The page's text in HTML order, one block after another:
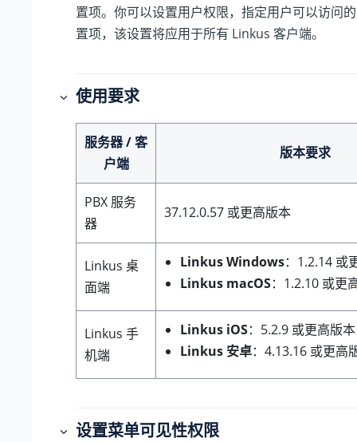
置项。你可以设置用户权限，指定用户可以访问
置项，该设置将应用于所有 Linkus 客户端。
使用要求
服务器 / 客
户端
版本要求
PBX 服务
器
37.12.0.57 或更高版本
Linkus 桌
面端
Linkus Windows：1.2.14 或
Linkus macOS：1.2.10 或更
Linkus 手
机端
Linkus iOS：5.2.9 或更高版本
Linkus 安卓：4.13.16 或更高
设置菜单可见性权限